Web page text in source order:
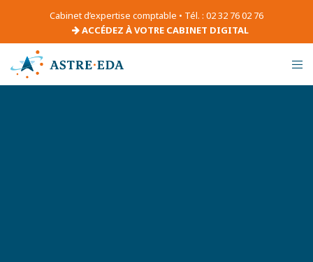
Cabinet d’expertise comptable • Tél. : 02 32 76 02 76
ACCÉDEZ À VOTRE CABINET DIGITAL